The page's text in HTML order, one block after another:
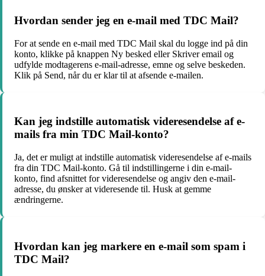
Hvordan sender jeg en e-mail med TDC Mail?
For at sende en e-mail med TDC Mail skal du logge ind på din
konto, klikke på knappen Ny besked eller Skriver email og
udfylde modtagerens e-mail-adresse, emne og selve beskeden.
Klik på Send, når du er klar til at afsende e-mailen.
Kan jeg indstille automatisk videresendelse af e-
mails fra min TDC Mail-konto?
Ja, det er muligt at indstille automatisk videresendelse af e-mails
fra din TDC Mail-konto. Gå til indstillingerne i din e-mail-
konto, find afsnittet for videresendelse og angiv den e-mail-
adresse, du ønsker at videresende til. Husk at gemme
ændringerne.
Hvordan kan jeg markere en e-mail som spam i
TDC Mail?